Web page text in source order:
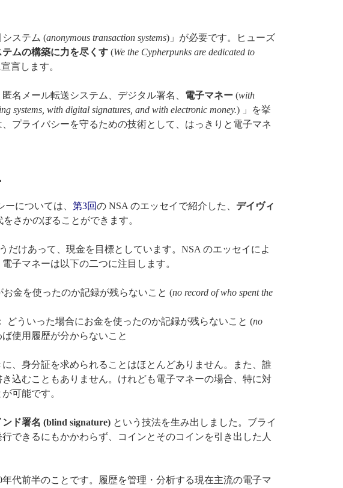
ステム (anonymous transaction systems)」が必要です。ヒューズ
ムの構築に力を尽くす (We the Cypherpunks are dedicated to
言します。
名メール転送システム、デジタル署名、 電子マネー (with
systems, with digital signatures, and with electronic money.) 」を挙
プライバシーを守るための技術として、はっきりと電子マネ
ーについては、 第3回の NSA のエッセイで紹介した、 デイヴィ
をさかのぼることができます。
だけあって、現金を目標としています。NSA のエッセイによ
子マネーは以下の二つに注目します。
お金を使ったのか記録が残らないこと (no record of who spent the
： どういった場合にお金を使ったのか記録が残らないこと (no
ば使用履歴が分からないこと
、身分証を求められることはほとんどありません。また、誰
込むこともありません。けれども電子マネーの場合、特に対
可能です。
ンド署名 (blind signature) という技法を生み出しました。ブライ
できるにもかかわらず、コインとそのコインを引き出した人
代前半のことです。履歴を管理・分析する現在主流の電子マ